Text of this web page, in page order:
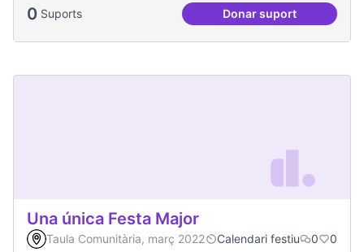
0 Suports Donar suport
Malestar
Una única Festa Major
Taula Comunitària, març 2022 Calendari festiu 0 0